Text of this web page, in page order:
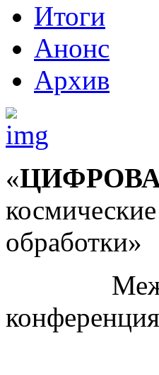
Итоги
Анонс
Архив
«
обработки»
конференция